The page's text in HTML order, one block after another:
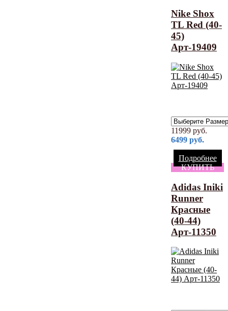
Nike Shox
TL Red (40-
45)
Арт-19409
11999 руб.
6499 руб.
Подробнее
КУПИТЬ
Adidas Iniki
Runner
Красные
(40-44)
Арт-11350